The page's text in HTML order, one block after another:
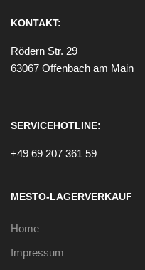
KONTAKT:
Rödern Str. 29
63067 Offenbach am Main
SERVICEHOTLINE:
+49 69 207 361 59
MESTO-LAGERVERKAUF
Home
Impressum